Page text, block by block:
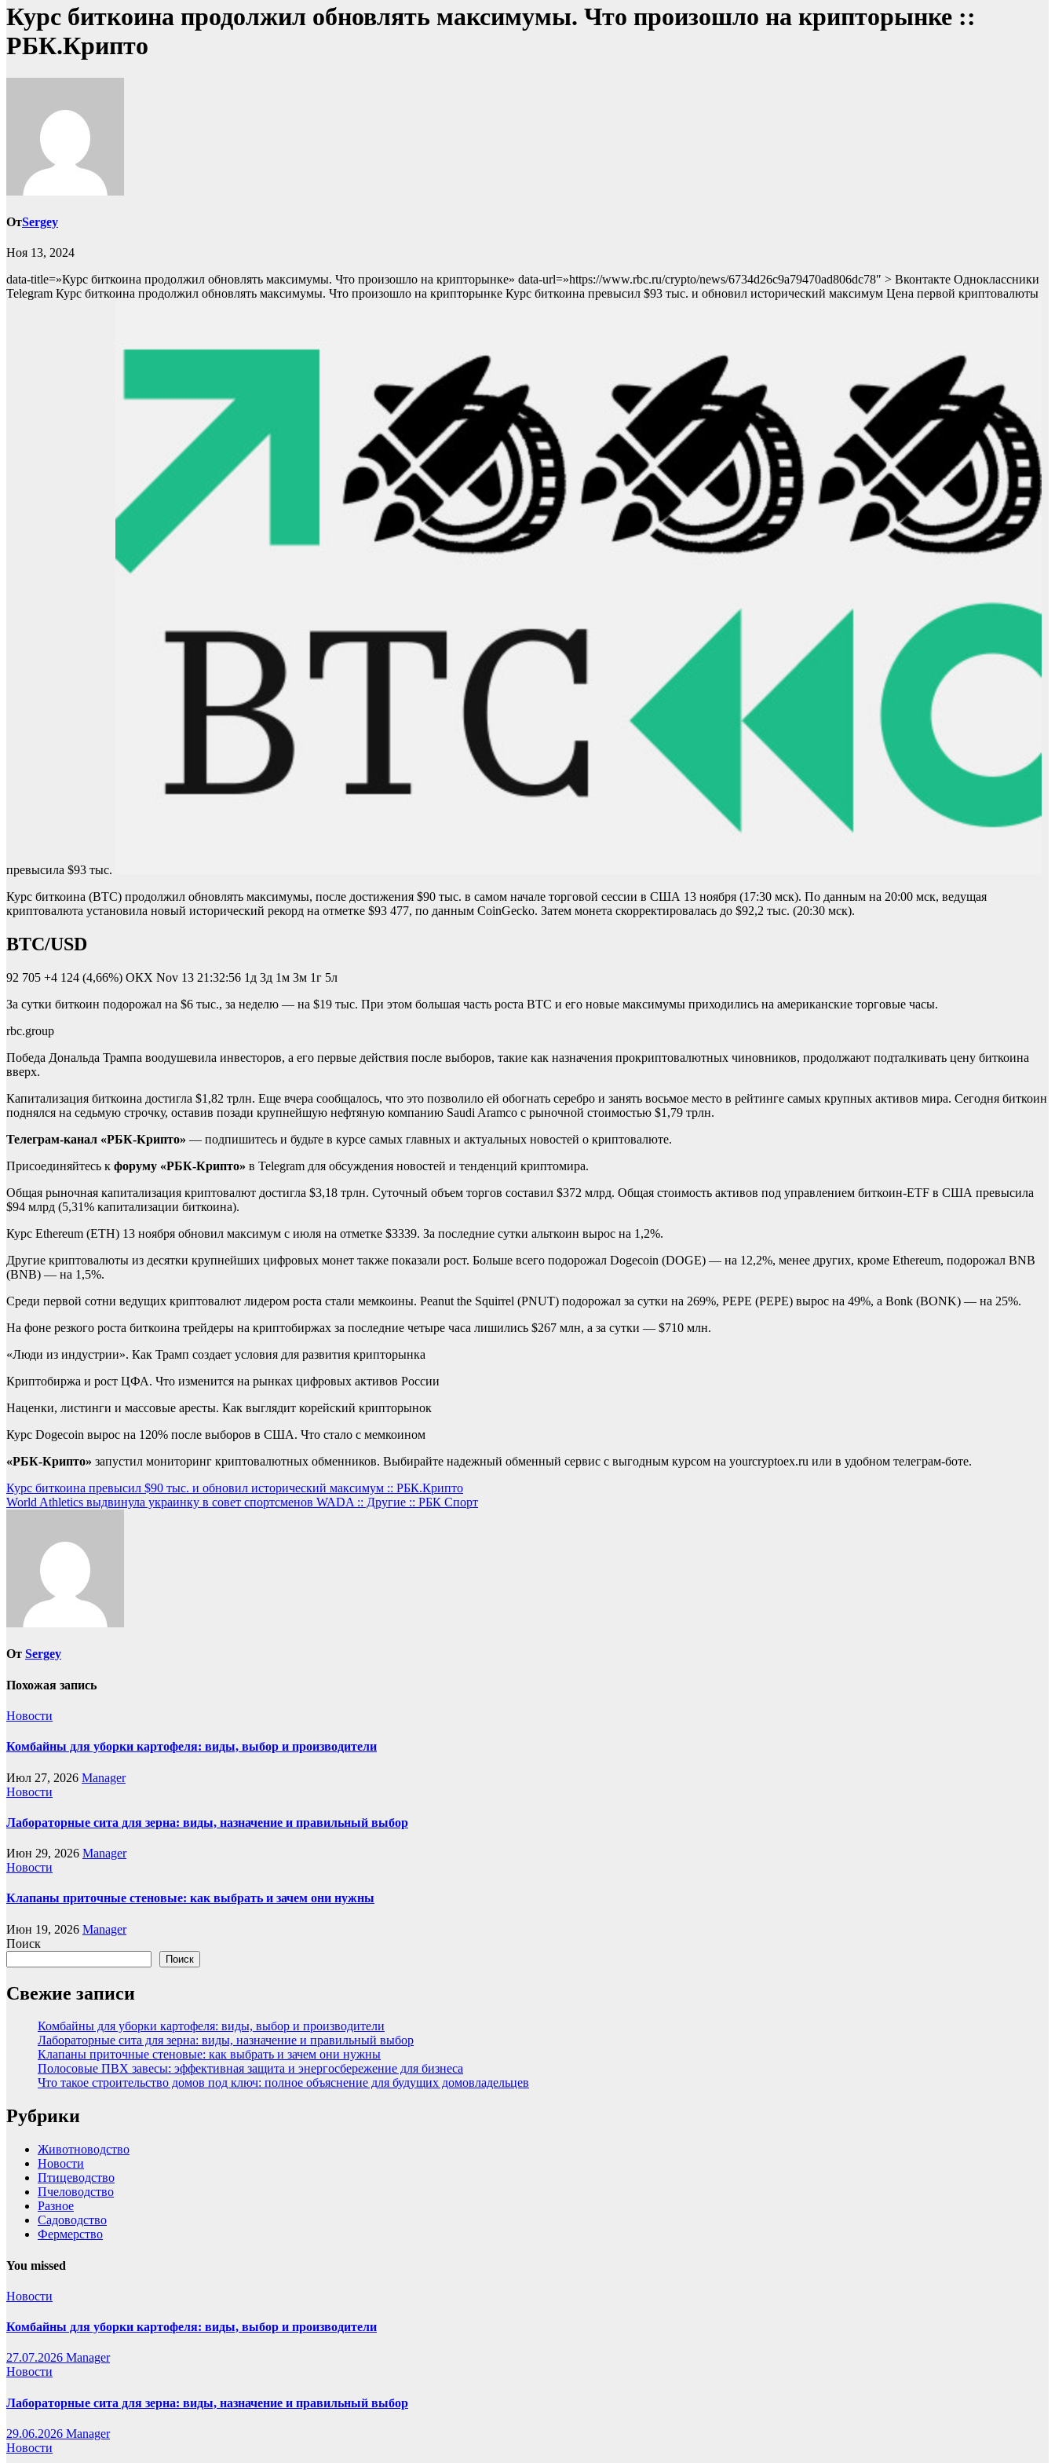
Курс биткоина продолжил обновлять максимумы. Что произошло на крипторынке ::
РБК.Крипто
ОтSergey
Ноя 13, 2024
data-title=»Курс биткоина продолжил обновлять максимумы. Что произошло на крипторынке» data-url=»https://www.rbc.ru/crypto/news/6734d26c9a79470ad806dc78″ > Вконтакте Одноклассники
Telegram Курс биткоина продолжил обновлять максимумы. Что произошло на крипторынке Курс биткоина превысил $93 тыс. и обновил исторический максимум Цена первой криптовалюты
превысила $93 тыс.
Курс биткоина (BTC) продолжил обновлять максимумы, после достижения $90 тыс. в самом начале торговой сессии в США 13 ноября (17:30 мск). По данным на 20:00 мск, ведущая
криптовалюта установила новый исторический рекорд на отметке $93 477, по данным CoinGecko. Затем монета скорректировалась до $92,2 тыс. (20:30 мск).
BTC/USD
92 705 +4 124 (4,66%) ОКХ Nov 13 21:32:56 1д 3д 1м 3м 1г 5л
За сутки биткоин подорожал на $6 тыс., за неделю — на $19 тыс. При этом большая часть роста BTC и его новые максимумы приходились на американские торговые часы.
rbc.group
Победа Дональда Трампа воодушевила инвесторов, а его первые действия после выборов, такие как назначения прокриптовалютных чиновников, продолжают подталкивать цену биткоина
вверх.
Капитализация биткоина достигла $1,82 трлн. Еще вчера сообщалось, что это позволило ей обогнать серебро и занять восьмое место в рейтинге самых крупных активов мира. Сегодня биткоин
поднялся на седьмую строчку, оставив позади крупнейшую нефтяную компанию Saudi Aramco с рыночной стоимостью $1,79 трлн.
Телеграм-канал «РБК-Крипто» — подпишитесь и будьте в курсе самых главных и актуальных новостей о криптовалюте.
Присоединяйтесь к форуму «РБК-Крипто» в Telegram для обсуждения новостей и тенденций криптомира.
Общая рыночная капитализация криптовалют достигла $3,18 трлн. Суточный объем торгов составил $372 млрд. Общая стоимость активов под управлением биткоин-ETF в США превысила
$94 млрд (5,31% капитализации биткоина).
Курс Ethereum (ETH) 13 ноября обновил максимум с июля на отметке $3339. За последние сутки альткоин вырос на 1,2%.
Другие криптовалюты из десятки крупнейших цифровых монет также показали рост. Больше всего подорожал Dogecoin (DOGE) — на 12,2%, менее других, кроме Ethereum, подорожал BNB
(BNB) — на 1,5%.
Среди первой сотни ведущих криптовалют лидером роста стали мемкоины. Peanut the Squirrel (PNUT) подорожал за сутки на 269%, PEPE (PEPE) вырос на 49%, а Bonk (BONK) — на 25%.
На фоне резкого роста биткоина трейдеры на криптобиржах за последние четыре часа лишились $267 млн, а за сутки — $710 млн.
«Люди из индустрии». Как Трамп создает условия для развития крипторынка
Криптобиржа и рост ЦФА. Что изменится на рынках цифровых активов России
Наценки, листинги и массовые аресты. Как выглядит корейский крипторынок
Курс Dogecoin вырос на 120% после выборов в США. Что стало с мемкоином
«РБК-Крипто» запустил мониторинг криптовалютных обменников. Выбирайте надежный обменный сервис с выгодным курсом на yourcryptoex.ru или в удобном телеграм-боте.
Навигация
по
Курс биткоина превысил $90 тыс. и обновил исторический максимум :: РБК.Крипто
World Athletics выдвинула украинку в совет спортсменов WADA :: Другие :: РБК Спорт
От Sergey
Похожая запись
Новости
Комбайны для уборки картофеля: виды, выбор и производители
Июл 27, 2026 Manager
Новости
Лабораторные сита для зерна: виды, назначение и правильный выбор
Июн 29, 2026 Manager
Новости
Клапаны приточные стеновые: как выбрать и зачем они нужны
Июн 19, 2026 Manager
Поиск
Поиск
Свежие записи
Комбайны для уборки картофеля: виды, выбор и производители
Лабораторные сита для зерна: виды, назначение и правильный выбор
Клапаны приточные стеновые: как выбрать и зачем они нужны
Полосовые ПВХ завесы: эффективная защита и энергосбережение для бизнеса
Что такое строительство домов под ключ: полное объяснение для будущих домовладельцев
Рубрики
Животноводство
Новости
Птицеводство
Пчеловодство
Разное
Садоводство
Фермерство
You missed
Новости
Комбайны для уборки картофеля: виды, выбор и производители
27.07.2026 Manager
Новости
Лабораторные сита для зерна: виды, назначение и правильный выбор
29.06.2026 Manager
Новости